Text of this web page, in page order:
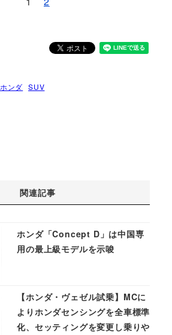
ホンダ SUV
関連記事
ホンダ「Concept D」は中国専
用の最上級モデルを示唆
【ホンダ・ヴェゼル試乗】MCに
よりホンダセンシングを全車標準
化、セッティングを変更し乗りや